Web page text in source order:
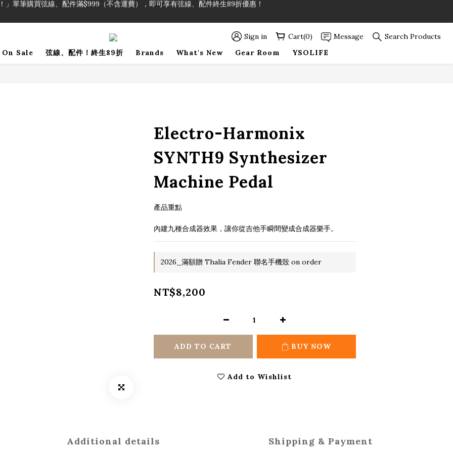
」單筆購買弦線、配件滿$999（不含運費），即可享有弦線、配件終生89折優惠！
！」單筆購買弦線、配件滿$999（不含運費），即可享有弦線、配件終生89折優惠！
Sign in Cart(0) Message
Search Products
On Sale 弦線、配件！終生89折 Brands What's New Gear Room YSOLIFE
Electro-Harmonix
SYNTH9 Synthesizer
Machine Pedal
產品重點
內建九種合成器效果，讓你從吉他手瞬間變成合成器樂手。
2026_滿額贈 Thalia Fender 聯名手機殼 on order
NT$8,200
ADD TO CART BUY NOW
Add to Wishlist
Additional details Shipping & Payment